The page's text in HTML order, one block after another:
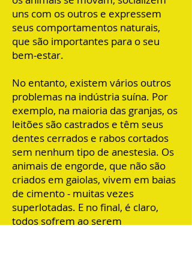
uns com os outros e expressem
seus comportamentos naturais,
que são importantes para o seu
bem-estar.
No entanto, existem vários outros
problemas na indústria suína. Por
exemplo, na maioria das granjas, os
leitões são castrados e têm seus
dentes cerrados e rabos cortados
sem nenhum tipo de anestesia. Os
animais de engorde, que não são
criados em gaiolas, vivem em baias
de cimento - muitas vezes
superlotadas. E no final, é claro,
todos sofrem ao serem